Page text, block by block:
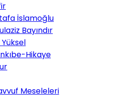
İslamoğlu
Bayındır
Yüksel
Hikaye
Meseleleri